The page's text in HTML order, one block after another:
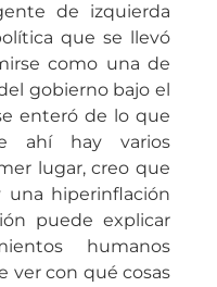
de izquierda
que se llevó
como una de
gobierno bajo el
enteró de lo que
ahí hay varios
lugar, creo que
hiperinflación
puede explicar
humanos
ver con qué cosas